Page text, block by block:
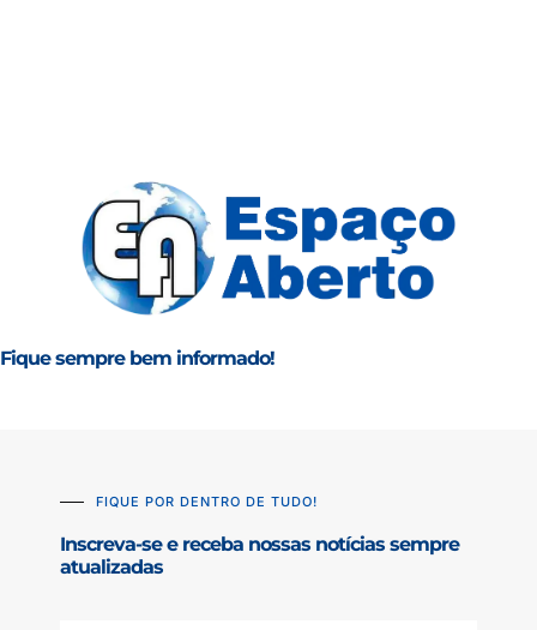
Fique sempre bem informado!
FIQUE POR DENTRO DE TUDO!
Inscreva-se e receba nossas notícias sempre
atualizadas